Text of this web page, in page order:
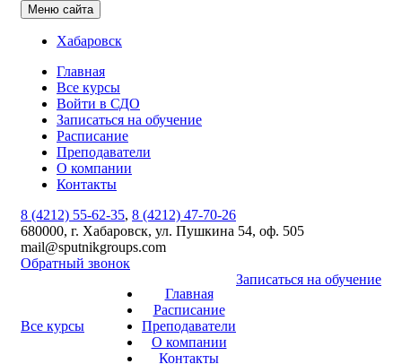
Меню сайта
Хабаровск
Главная
Все курсы
Войти в СДО
Записаться на обучение
Расписание
Преподаватели
О компании
Контакты
8 (4212) 55-62-35, 8 (4212) 47-70-26
680000, г. Хабаровск, ул. Пушкина 54, оф. 505
mail@sputnikgroups.com
Обратный звонок
Все курсы
Главная
Расписание
Преподаватели
О компании
Контакты
Записаться на обучение